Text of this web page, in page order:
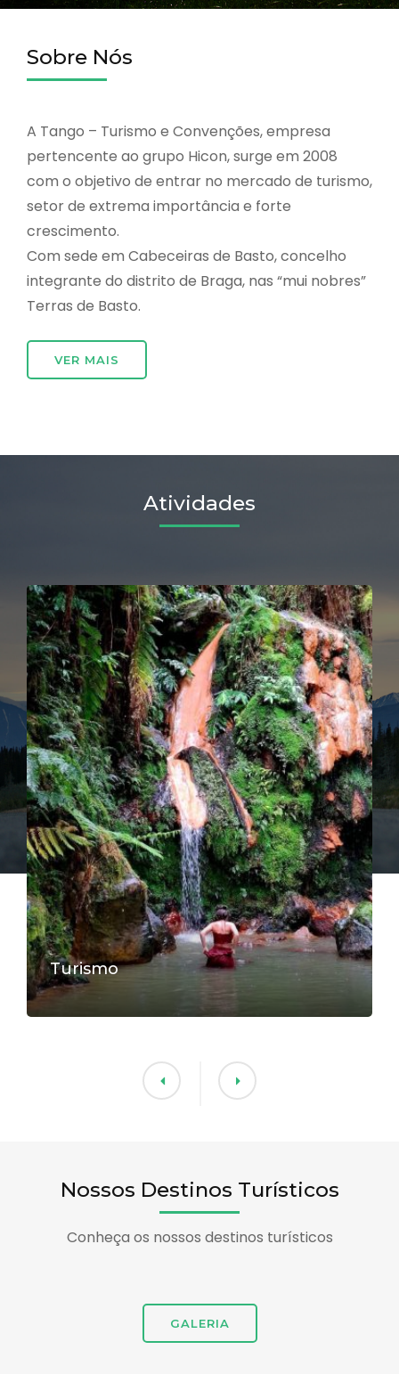
Sobre Nós
A Tango – Turismo e Convenções, empresa
pertencente ao grupo Hicon, surge em 2008
com o objetivo de entrar no mercado de turismo,
setor de extrema importância e forte
crescimento.
Com sede em Cabeceiras de Basto, concelho
integrante do distrito de Braga, nas “mui nobres”
Terras de Basto.
VER MAIS
Atividades
Turismo
Nossos Destinos Turísticos
Conheça os nossos destinos turísticos
GALERIA